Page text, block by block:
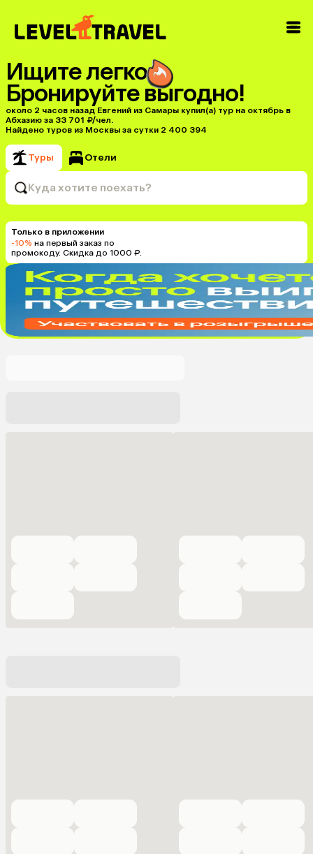
Ищите легко
Бронируйте выгодно!
около 2 часов назад Евгений из Самары купил(a) тур на октябрь в
Абхазию за 33 701 ₽/чел.
Найдено туров из Москвы за сутки 2 400 394
Туры Отели
Куда хотите поехать?
Только в приложении
-10% на первый заказ по
промокоду. Скидка до 1000 ₽.